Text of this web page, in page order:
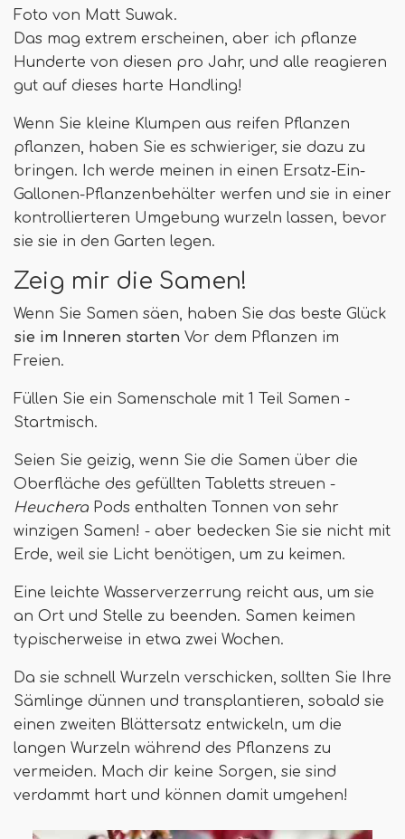
Foto von Matt Suwak.
Das mag extrem erscheinen, aber ich pflanze
Hunderte von diesen pro Jahr, und alle reagieren
gut auf dieses harte Handling!
Wenn Sie kleine Klumpen aus reifen Pflanzen
pflanzen, haben Sie es schwieriger, sie dazu zu
bringen. Ich werde meinen in einen Ersatz-Ein-
Gallonen-Pflanzenbehälter werfen und sie in einer
kontrollierteren Umgebung wurzeln lassen, bevor
sie sie in den Garten legen.
Zeig mir die Samen!
Wenn Sie Samen säen, haben Sie das beste Glück
sie im Inneren starten Vor dem Pflanzen im
Freien.
Füllen Sie ein Samenschale mit 1 Teil Samen -
Startmisch.
Seien Sie geizig, wenn Sie die Samen über die
Oberfläche des gefüllten Tabletts streuen -
Heuchera Pods enthalten Tonnen von sehr
winzigen Samen! - aber bedecken Sie sie nicht mit
Erde, weil sie Licht benötigen, um zu keimen.
Eine leichte Wasserverzerrung reicht aus, um sie
an Ort und Stelle zu beenden. Samen keimen
typischerweise in etwa zwei Wochen.
Da sie schnell Wurzeln verschicken, sollten Sie Ihre
Sämlinge dünnen und transplantieren, sobald sie
einen zweiten Blättersatz entwickeln, um die
langen Wurzeln während des Pflanzens zu
vermeiden. Mach dir keine Sorgen, sie sind
verdammt hart und können damit umgehen!